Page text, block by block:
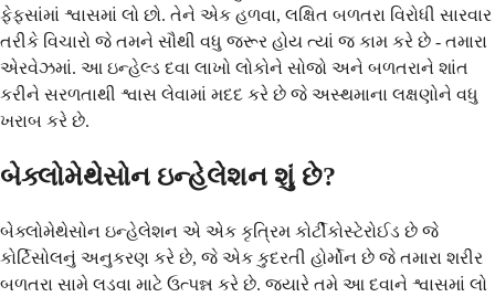
ફેફસાંમાં શ્વાસમાં લો છો. તેને એક હળવા, લક્ષિત બળતરા વિરોધી સારવાર
તરીકે વિચારો જે તમને સૌથી વધુ જરૂર હોય ત્યાં જ કામ કરે છે - તમારા
એરવેઝમાં. આ ઇન્હેલ્ડ દવા લાખો લોકોને સોજો અને બળતરાને શાંત
કરીને સરળતાથી શ્વાસ લેવામાં મદદ કરે છે જે અસ્થમાના લક્ષણોને વધુ
ખરાબ કરે છે.
બેક્લોમેથેસોન ઇન્હેલેશન શું છે?
બેક્લોમેથેસોન ઇન્હેલેશન એ એક કૃત્રિમ કોર્ટીકોસ્ટેરોઈડ છે જે
કોર્ટિસોલનું અનુકરણ કરે છે, જે એક કુદરતી હોર્મોન છે જે તમારા શરીર
બળતરા સામે લડવા માટે ઉત્પન્ન કરે છે. જ્યારે તમે આ દવાને શ્વાસમાં લો